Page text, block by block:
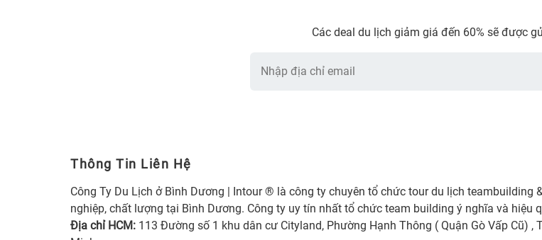
Các deal du lịch giảm giá đến 60% sẽ được
Thông Tin Liên Hệ
Công Ty Du Lịch ở Bình Dương | Intour ® là công ty chuyên tổ chức tour du lịch teambuilding
nghiệp, chất lượng tại Bình Dương. Công ty uy tín nhất tổ chức team building ý nghĩa và hiệu
Địa chỉ HCM: 113 Đường số 1 khu dân cư Cityland, Phường Hạnh Thông ( Quận Gò Vấp Cũ) ,